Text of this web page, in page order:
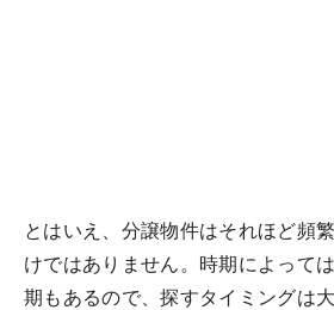
とはいえ、分譲物件はそれほど頻
けではありません。時期によって
期もあるので、探すタイミングは